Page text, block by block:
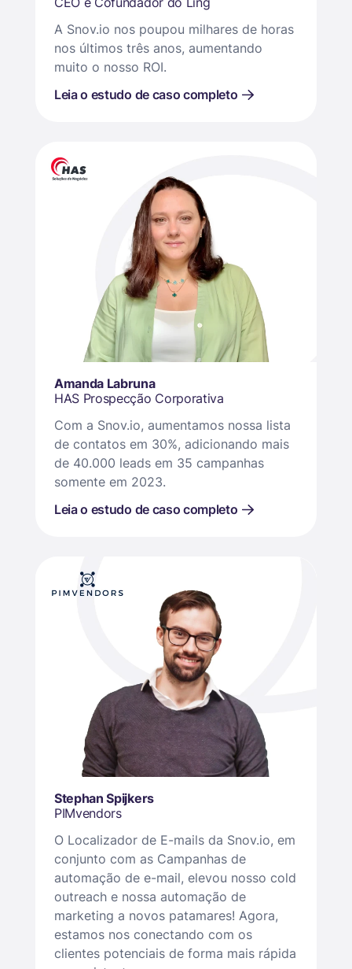
A Snov.io nos poupou milhares de horas
nos últimos três anos, aumentando
muito o nosso ROI.
Leia o estudo de caso completo
Amanda Labruna
HAS Prospecção Corporativa
Com a Snov.io, aumentamos nossa lista
de contatos em 30%, adicionando mais
de 40.000 leads em 35 campanhas
somente em 2023.
Leia o estudo de caso completo
Stephan Spijkers
PIMvendors
O Localizador de E-mails da Snov.io, em
conjunto com as Campanhas de
automação de e-mail, elevou nosso cold
outreach e nossa automação de
marketing a novos patamares! Agora,
estamos nos conectando com os
clientes potenciais de forma mais rápida